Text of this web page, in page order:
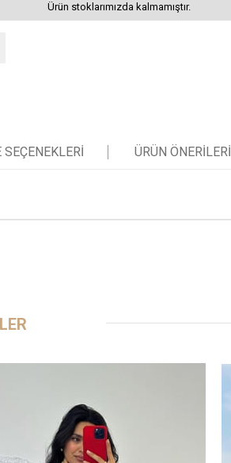
Ürün stoklarımızda kalmamıştır.
SEÇENEKLERI ÜRÜN ÖNERILERI